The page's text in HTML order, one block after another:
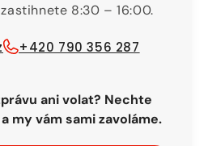
8:30 – 16:00.
+420 790 356 287
ani volat? Nechte
my vám sami zavoláme.